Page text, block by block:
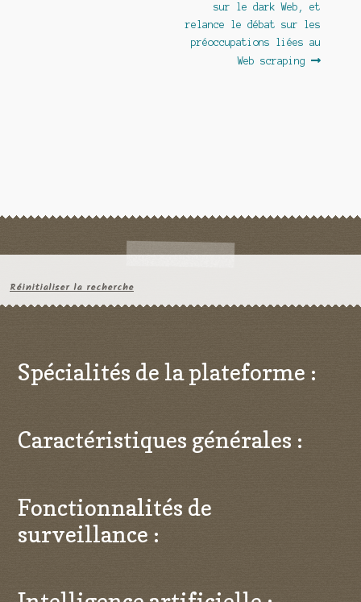
sur le dark Web, et
relance le débat sur les
préoccupations liées au
Web scraping
Réinitialiser la recherche
Spécialités de la plateforme :
Caractéristiques générales :
Fonctionnalités de
surveillance :